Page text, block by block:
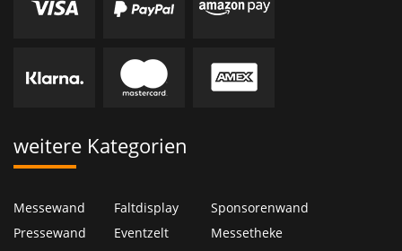
weitere Kategorien
Messewand Faltdisplay
Sponsorenwand
Pressewand
Eventzelt
Messetheke